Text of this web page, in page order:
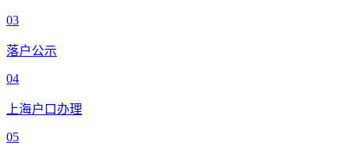
03
落户公示
04
上海户口办理
05